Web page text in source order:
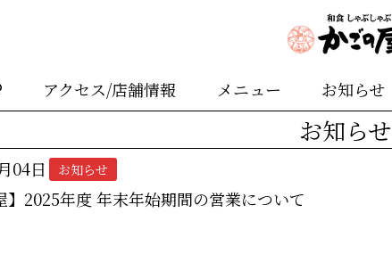
アクセス/店舗情報 メニュー お知らせ
お知らせ
04日 お知らせ
】2025年度 年末年始期間の営業について